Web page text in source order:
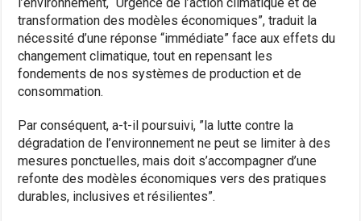
transformation des modèles économiques”, traduit la
nécessité d’une réponse “immédiate” face aux effets du
changement climatique, tout en repensant les
fondements de nos systèmes de production et de
consommation.
Par conséquent, a-t-il poursuivi, ”la lutte contre la
dégradation de l’environnement ne peut se limiter à des
mesures ponctuelles, mais doit s’accompagner d’une
refonte des modèles économiques vers des pratiques
durables, inclusives et résilientes”.